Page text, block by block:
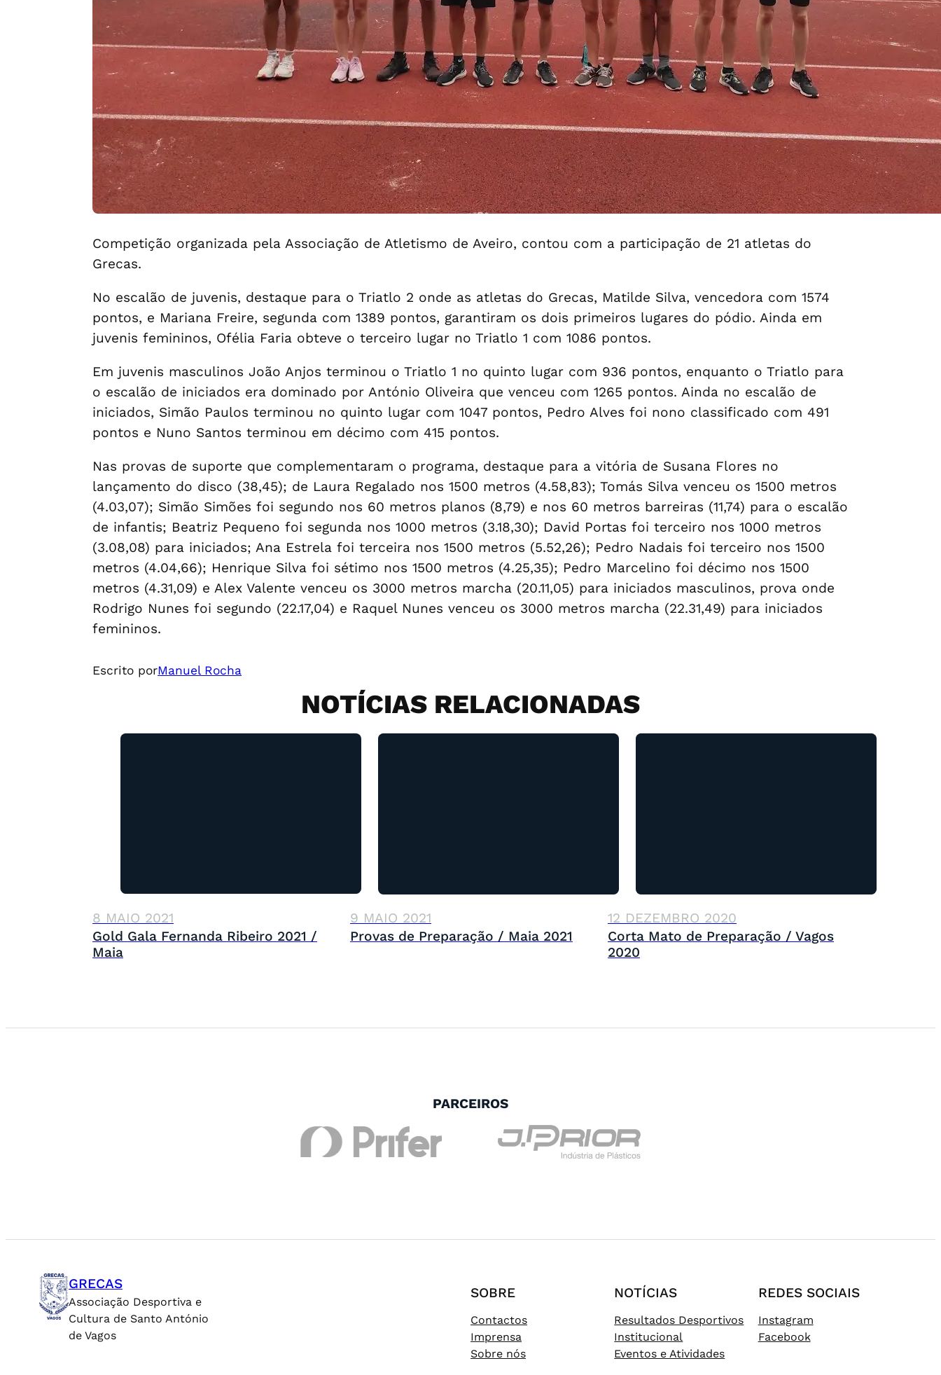
Competição organizada pela Associação de Atletismo de Aveiro, contou com a participação de 21 atletas do
Grecas.
No escalão de juvenis, destaque para o Triatlo 2 onde as atletas do Grecas, Matilde Silva, vencedora com 1574
pontos, e Mariana Freire, segunda com 1389 pontos, garantiram os dois primeiros lugares do pódio. Ainda em
juvenis femininos, Ofélia Faria obteve o terceiro lugar no Triatlo 1 com 1086 pontos.
Em juvenis masculinos João Anjos terminou o Triatlo 1 no quinto lugar com 936 pontos, enquanto o Triatlo para
o escalão de iniciados era dominado por António Oliveira que venceu com 1265 pontos. Ainda no escalão de
iniciados, Simão Paulos terminou no quinto lugar com 1047 pontos, Pedro Alves foi nono classificado com 491
pontos e Nuno Santos terminou em décimo com 415 pontos.
Nas provas de suporte que complementaram o programa, destaque para a vitória de Susana Flores no
lançamento do disco (38,45); de Laura Regalado nos 1500 metros (4.58,83); Tomás Silva venceu os 1500 metros
(4.03,07); Simão Simões foi segundo nos 60 metros planos (8,79) e nos 60 metros barreiras (11,74) para o escalão
de infantis; Beatriz Pequeno foi segunda nos 1000 metros (3.18,30); David Portas foi terceiro nos 1000 metros
(3.08,08) para iniciados; Ana Estrela foi terceira nos 1500 metros (5.52,26); Pedro Nadais foi terceiro nos 1500
metros (4.04,66); Henrique Silva foi sétimo nos 1500 metros (4.25,35); Pedro Marcelino foi décimo nos 1500
metros (4.31,09) e Alex Valente venceu os 3000 metros marcha (20.11,05) para iniciados masculinos, prova onde
Rodrigo Nunes foi segundo (22.17,04) e Raquel Nunes venceu os 3000 metros marcha (22.31,49) para iniciados
femininos.
Escrito porManuel Rocha
NOTÍCIAS RELACIONADAS
8 MAIO 2021
Gold Gala Fernanda Ribeiro 2021 /
Maia
9 MAIO 2021
Provas de Preparação / Maia 2021
12 DEZEMBRO 2020
Corta Mato de Preparação / Vagos
2020
PARCEIROS
GRECAS
Associação Desportiva e
Cultura de Santo António
de Vagos
SOBRE
Contactos
Imprensa
Sobre nós
NOTÍCIAS
Resultados Desportivos
Institucional
Eventos e Atividades
REDES SOCIAIS
Instagram
Facebook